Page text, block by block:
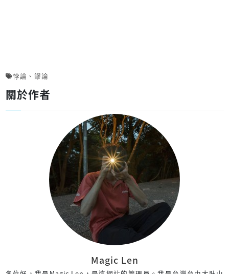
悖論 、 謬論
關於作者
Magic Len